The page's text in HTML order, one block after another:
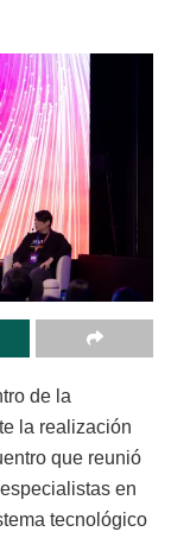
de la
la realización
que reunió
en
tecnológico